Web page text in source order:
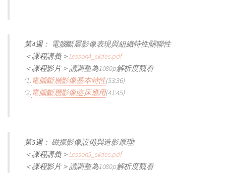
第4週：
電腦斷層影像表現與組織特性關聯性
＜課程講義＞Lesson4_slides.pdf
＜課程影片＞請調整為1080p解析度觀看
(1)電腦斷層影像基本特性(53:36)
(2)電腦斷層影像臨床應用(41:45)
第5週： 磁振影像設備與造影原理I
＜課程講義＞ Lesson5_slides.pdf
＜課程影片＞請調整為1080p解析度觀看